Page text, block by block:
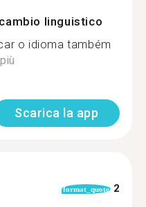
linguistico
o idioma também
Scarica la app
format_quote 2